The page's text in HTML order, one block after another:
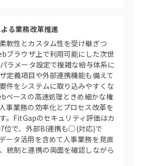
る業務改革推進
軟性とカスタム性を受け継ぎつ
ブラウザ上で利用可能にした次世
ラメータ設定で複雑な給与体系に
定義項目や外部連携機能も備えて
件をシステムに取り込みやすくな
ベースの高速処理ときめ細かな権
事業務の効率化とプロセス改革を
。FitGapのセキュリティ評価はカ
位で、外部BI連携も○(対応)で
ータ活用を含めて人事業務を見直
統制と連携の両面を確認しながら